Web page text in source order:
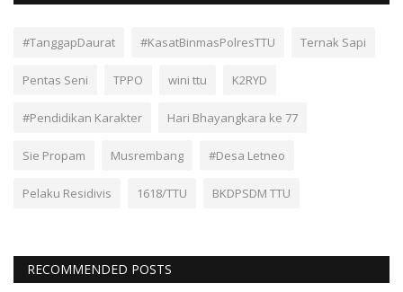
#TanggapDaurat #KasatBinmasPolresTTU Ternak Sapi
Pentas Seni TPPO wini ttu K2RYD
#Pendidikan Karakter Hari Bhayangkara ke 77
Sie Propam Musrembang #Desa Letneo
Pelaku Residivis 1618/TTU BKDPSDM TTU
RECOMMENDED POSTS